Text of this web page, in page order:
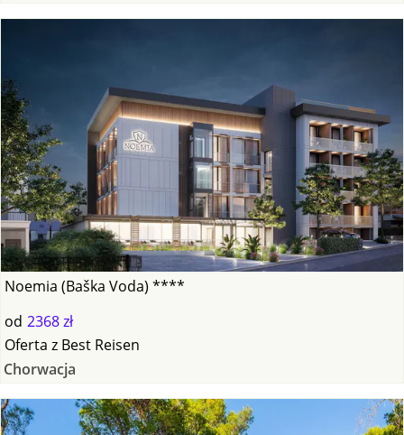
Noemia (Baška Voda) ****
od 2368 zł
Oferta z Best Reisen
Chorwacja